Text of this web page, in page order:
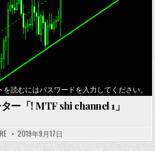
を読むにはパスワードを入力してください。
ー「! MTF shi channel 1」
2019年9月17日